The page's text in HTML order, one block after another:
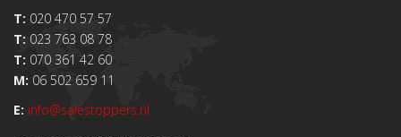
T: 020 470 57 57
T: 023 763 08 78
T: 070 361 42 60
M: 06 502 659 11
E: info@salestoppers.nl